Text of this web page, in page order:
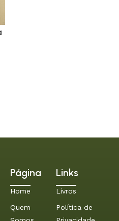
Página
Home
Quem
Links
Livros
Política de